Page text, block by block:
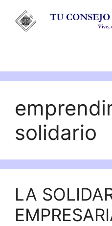
contenido
solidario
LA